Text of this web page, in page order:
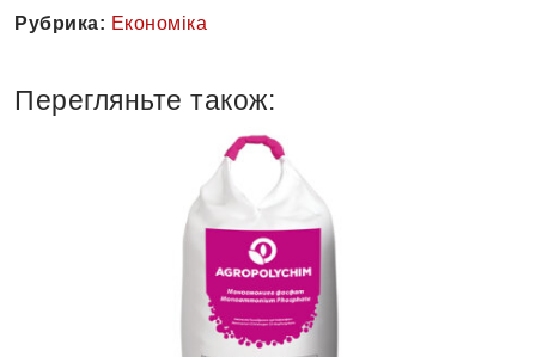
Рубрика: Економіка
Перегляньте також: